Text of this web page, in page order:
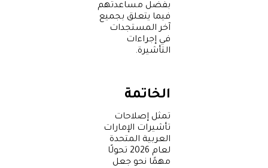
بفضل مساعدتهم
فيما يتعلق بجميع
آخر المستجدات
في إجراءات
التأشيرة.
الخاتمة
تمثل إصلاحات
تأشيرات الإمارات
العربية المتحدة
لعام 2026 تحولًا
مهمًا نحو جعل